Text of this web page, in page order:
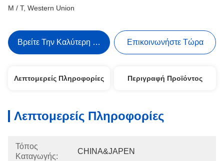
Μ / Τ, Western Union
Βρείτε Την Καλύτερη Τιμή Επικοινωνήστε Τώρα
Λεπτομερείς Πληροφορίες Περιγραφή Προϊόντος
Λεπτομερείς Πληροφορίες
Τόπος
Καταγωγής:
CHINA&JAPEN